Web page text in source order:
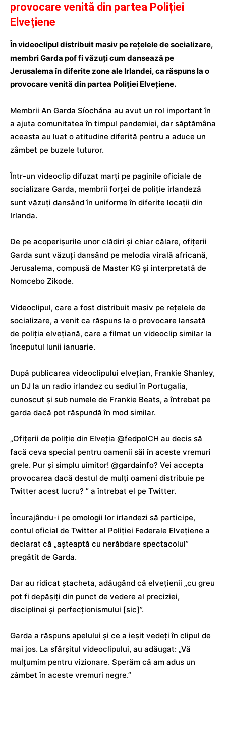
provocare venită din partea Poliției
Elvețiene
În videoclipul distribuit masiv pe rețelele de socializare,
membri Garda pof fi văzuți cum dansează pe
Jerusalema în diferite zone ale Irlandei, ca răspuns la o
provocare venită din partea Poliției Elvețiene.
Membrii An Garda Síochána au avut un rol important în
a ajuta comunitatea în timpul pandemiei, dar săptămâna
aceasta au luat o atitudine diferită pentru a aduce un
zâmbet pe buzele tuturor.
Într-un videoclip difuzat marți pe paginile oficiale de
socializare Garda, membrii forței de poliție irlandeză
sunt văzuți dansând în uniforme în diferite locații din
Irlanda.
De pe acoperișurile unor clădiri și chiar călare, ofițerii
Garda sunt văzuți dansând pe melodia virală africană,
Jerusalema, compusă de Master KG și interpretată de
Nomcebo Zikode.
Videoclipul, care a fost distribuit masiv pe rețelele de
socializare, a venit ca răspuns la o provocare lansată
de poliția elvețiană, care a filmat un videoclip similar la
începutul lunii ianuarie.
După publicarea videoclipului elvețian, Frankie Shanley,
un DJ la un radio irlandez cu sediul în Portugalia,
cunoscut și sub numele de Frankie Beats, a întrebat pe
garda dacă pot răspundă în mod similar.
„Ofițerii de poliție din Elveția @fedpolCH au decis să
facă ceva special pentru oamenii săi în aceste vremuri
grele. Pur și simplu uimitor! @gardainfo? Vei accepta
provocarea dacă destul de mulți oameni distribuie pe
Twitter acest lucru? ” a întrebat el pe Twitter.
Încurajându-i pe omologii lor irlandezi să participe,
contul oficial de Twitter al Poliției Federale Elvețiene a
declarat că „așteaptă cu nerăbdare spectacolul”
pregătit de Garda.
Dar au ridicat ștacheta, adăugând că elvețienii „cu greu
pot fi depășiți din punct de vedere al preciziei,
disciplinei și perfecționismului [sic]”.
Garda a răspuns apelului și ce a ieșit vedeți în clipul de
mai jos. La sfârșitul videoclipului, au adăugat: „Vă
mulțumim pentru vizionare. Sperăm că am adus un
zâmbet în aceste vremuri negre.”